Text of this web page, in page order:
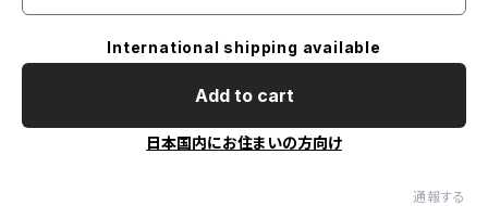
International shipping available
Add to cart
日本国内にお住まいの方向け
通報する